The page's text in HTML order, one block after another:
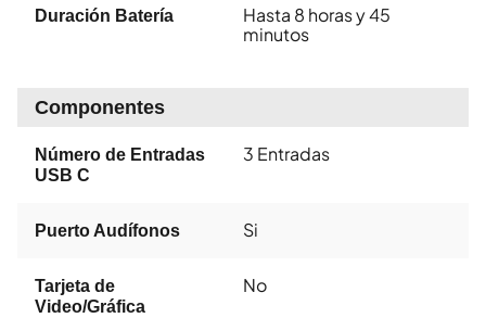
Duración Batería
Hasta 8 horas y 45
minutos
Componentes
Número de Entradas
USB C
3 Entradas
Puerto Audífonos Si
Tarjeta de
Video/Gráfica
No